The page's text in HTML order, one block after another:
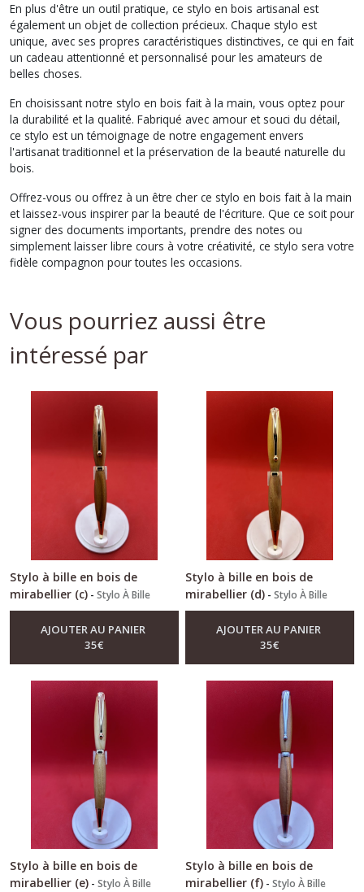
En plus d'être un outil pratique, ce stylo en bois artisanal est
également un objet de collection précieux. Chaque stylo est
unique, avec ses propres caractéristiques distinctives, ce qui en fait
un cadeau attentionné et personnalisé pour les amateurs de
belles choses.
En choisissant notre stylo en bois fait à la main, vous optez pour
la durabilité et la qualité. Fabriqué avec amour et souci du détail,
ce stylo est un témoignage de notre engagement envers
l'artisanat traditionnel et la préservation de la beauté naturelle du
bois.
Offrez-vous ou offrez à un être cher ce stylo en bois fait à la main
et laissez-vous inspirer par la beauté de l'écriture. Que ce soit pour
signer des documents importants, prendre des notes ou
simplement laisser libre cours à votre créativité, ce stylo sera votre
fidèle compagnon pour toutes les occasions.
Vous pourriez aussi être
intéressé par
Stylo à bille en bois de
mirabellier (c) - Stylo À Bille
AJOUTER AU PANIER
35€
Stylo à bille en bois de
mirabellier (d) -Stylo À Bille
AJOUTER AU PANIER
35€
Stylo à bille en bois de
mirabellier (e) - Stylo À Bille
Stylo à bille en bois de
mirabellier (f) -Stylo À Bille